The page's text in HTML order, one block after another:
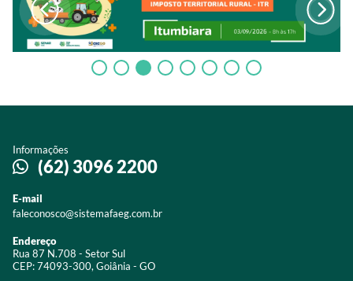
Informações
(62) 3096 2200
E-mail
faleconosco@sistemafaeg.com.br
Endereço
Rua 87 N.708 - Setor Sul
CEP: 74093-300, Goiânia - GO